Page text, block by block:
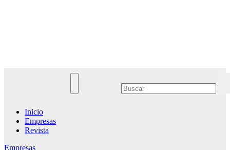
Inicio
Empresas
Revista
Empresas